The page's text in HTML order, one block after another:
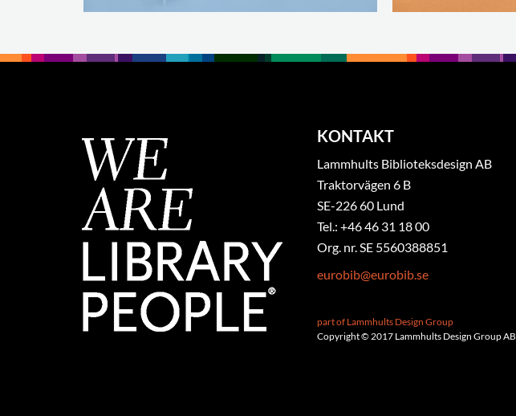
KONTAKT
Lammhults Biblioteksdesign AB
Traktorvägen 6 B
SE-226 60 Lund
Tel.: +46 46 31 18 00
Org. nr. SE 5560388851
eurobib@eurobib.se
part of Lammhults Design Group
Copyright © 2017 Lammhults Design Group AB